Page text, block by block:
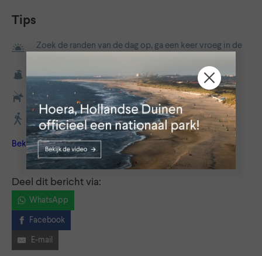
Tips
Zoek de randen van de dag op, ga een keer vroeg in de
Neem je afval mee naar huis.
Doe je hond aan de lijn.
Blijf op de paden.
Bekijk alle tips
Deel dit bericht via:
WhatsApp
Facebook
E-mail